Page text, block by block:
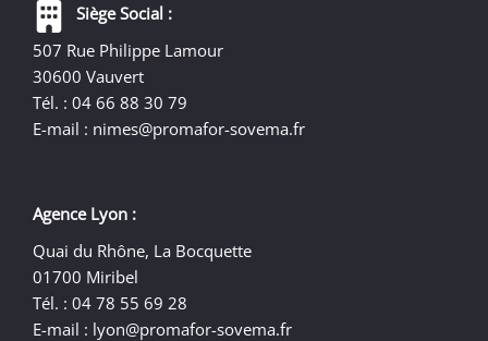
Siège Social :
507 Rue Philippe Lamour
30600 Vauvert
Tél. : 04 66 88 30 79
E-mail : nimes@promafor-sovema.fr
Agence Lyon :
Quai du Rhône, La Bocquette
01700 Miribel
Tél. : 04 78 55 69 28
E-mail : lyon@promafor-sovema.fr